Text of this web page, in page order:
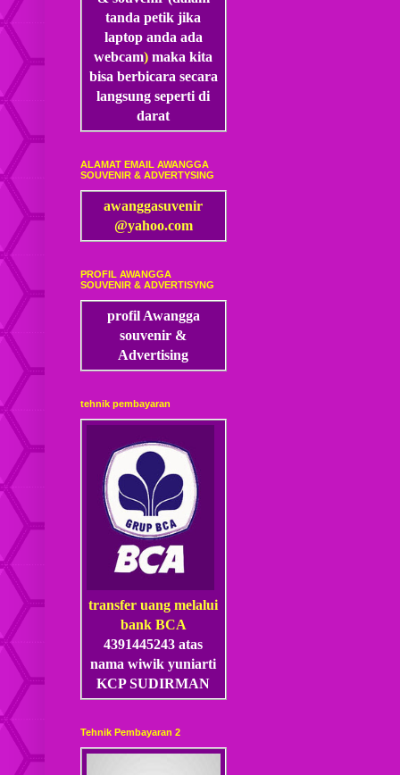
tanda petik jika
laptop anda ada
webcam)maka kita
bisa berbicara secara
langsung seperti di
darat
ALAMAT EMAIL AWANGGA
SOUVENIR & ADVERTYSING
awanggasuvenir
@yahoo.com
PROFIL AWANGGA
SOUVENIR & ADVERTISYNG
profil Awangga
souvenir &
Advertising
tehnik pembayaran
transfer uang melalui
bank BCA
4391445243 atas
nama wiwik yuniarti
KCP SUDIRMAN
Tehnik Pembayaran 2